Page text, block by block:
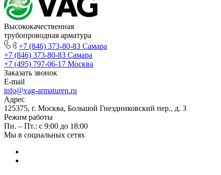
Высококачественная
трубопроводная арматура
+7 (846) 373-80-83 Самара
+7 (846) 373-80-83 Самара
+7 (495) 797-06-17 Москва
Заказать звонок
E-mail
info@vag-armaturen.ru
Адрес
125375, г. Москва, Большой Гнездниковский пер., д. 3
Режим работы
Пн. – Пт.: с 9:00 до 18:00
Мы в социальных сетях